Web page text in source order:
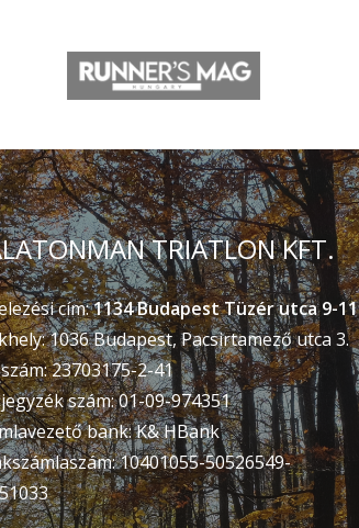
TRIATLON KFT.
cím:1134 Budapest Tüzér utca 9-11
1036 Budapest, Pacsirtamező utca 3.
23703175-2-41
szám: 01-09-974351
bank: K& HBank
10401055-50526549-